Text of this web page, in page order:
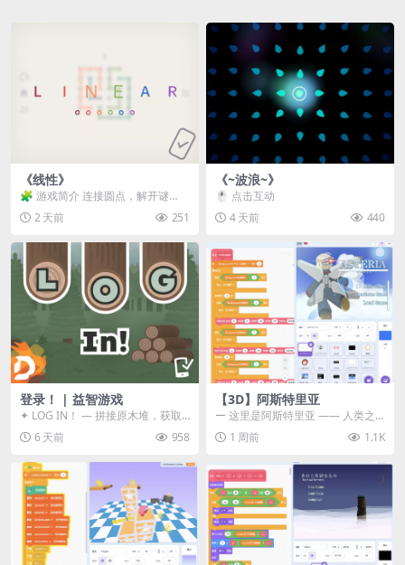
《线性》
🧩 游戏简介 连接圆点，解开谜
题。 ⚠️ 重要提示 所有关卡均可通
关，请确保使用...
2 天前 251
《~波浪~》
🖱️ 点击互动
4 天前
440
登录！ | 益智游戏
✦ LOG IN！ — 拼接原木堆，获取
分数！ ᑕ☲◎ ᑕ☲◎ ᑕ☲◎ ᑕ☲◎ ...
6 天前 958
【3D】阿斯特里亚
ー 这里是阿斯特里亚 —— 人类之
罪与未来希望交汇之地 📖 游戏简
介 《阿斯特里...
1 周前 1.1K